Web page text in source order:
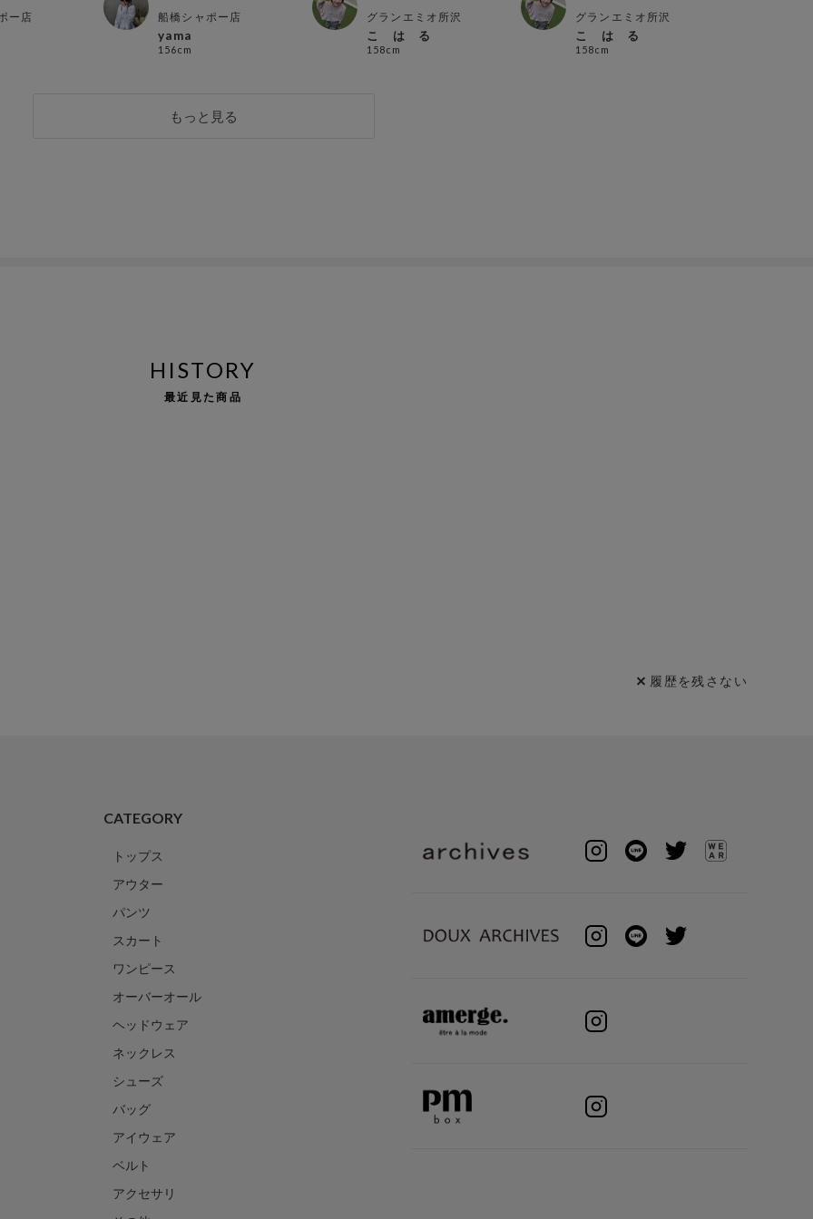
ー店 船橋シャポー店
yama
156cm
グランエミオ所沢
こ は る
158cm
グランエミオ所沢
こ は る
158cm
もっと見る
HISTORY
最近見た商品
履歴を残さない
CATEGORY
トップス
アウター
パンツ
スカート
ワンピース
オーバーオール
ヘッドウェア
ネックレス
シューズ
バッグ
アイウェア
ベルト
アクセサリ